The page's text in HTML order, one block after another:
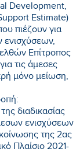
Development,
Estimate)
πιέζουν για
Επίτροπος
τις άμεσες
μόνο μείωση,
διαδικασίας
ενισχύσεων
της 2ας
Πλαίσιο 2021-